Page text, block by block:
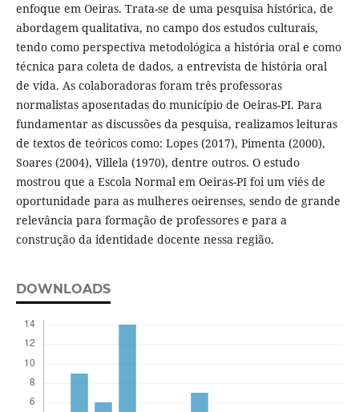
enfoque em Oeiras. Trata-se de uma pesquisa histórica, de
abordagem qualitativa, no campo dos estudos culturais,
tendo como perspectiva metodológica a história oral e como
técnica para coleta de dados, a entrevista de história oral
de vida. As colaboradoras foram três professoras
normalistas aposentadas do município de Oeiras-PI. Para
fundamentar as discussões da pesquisa, realizamos leituras
de textos de teóricos como: Lopes (2017), Pimenta (2000),
Soares (2004), Villela (1970), dentre outros. O estudo
mostrou que a Escola Normal em Oeiras-PI foi um viés de
oportunidade para as mulheres oeirenses, sendo de grande
relevância para formação de professores e para a
construção da identidade docente nessa região.
DOWNLOADS